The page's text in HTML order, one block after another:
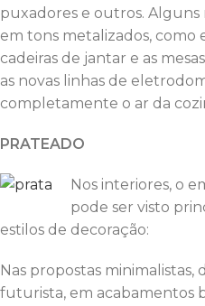
puxadores e outros.
em tons metalizados, como
cadeiras de jantar e as
as novas linhas de
completamente o ar da
PRATEADO
Nos interiores, o
pode ser visto
estilos de decoração:
Nas propostas minimalistas,
futurista, em acabamentos